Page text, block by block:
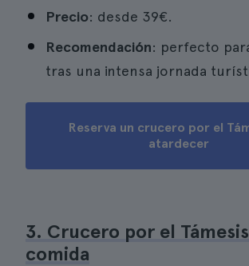
Precio: desde 39€.
Recomendación: perfecto
tras una intensa jornada
Reserva un crucero por el
atardecer
3. Crucero por el
comida